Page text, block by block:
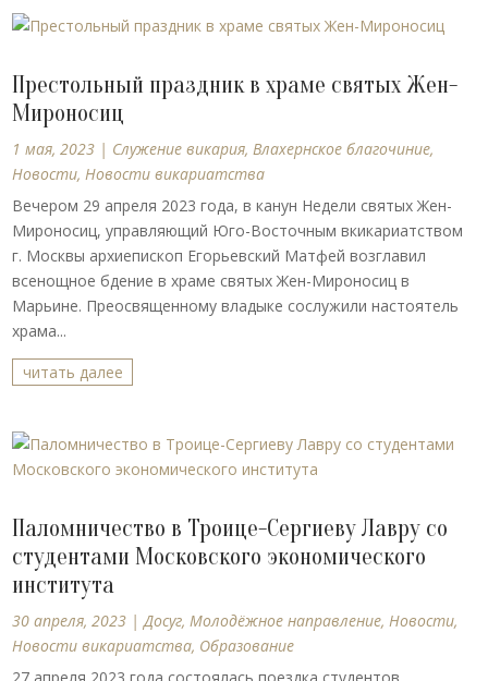
Престольный праздник в храме святых Жен-
Мироносиц
1 мая, 2023 | Cлужение викария,Влахернское благочиние,
Новости,Новости викариатства
Вечером 29 апреля 2023 года, в канун Недели святых Жен-
Мироносиц, управляющий Юго-Восточным вкикариатством
г. Москвы архиепископ Егорьевский Матфей возглавил
всенощное бдение в храме святых Жен-Мироносиц в
Марьине. Преосвященному владыке сослужили настоятель
храма...
читать далее
Паломничество в Троице-Сергиеву Лавру со
студентами Московского экономического
института
30 апреля, 2023 |Досуг,Молодёжное направление,Новости,
Новости викариатства, Образование